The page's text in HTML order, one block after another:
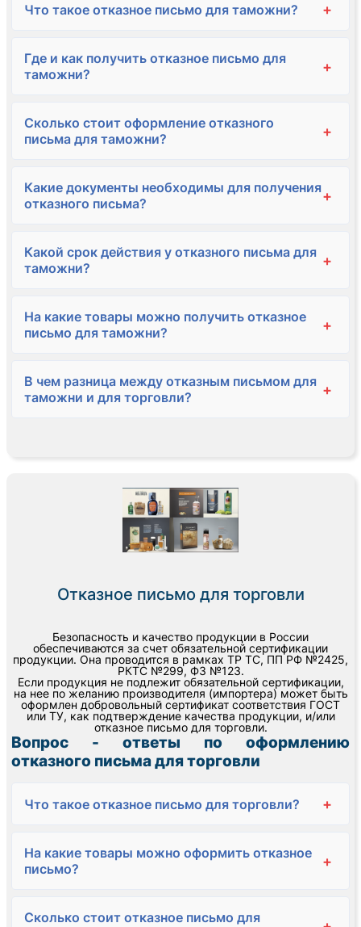
Что такое отказное письмо для таможни? +
Где и как получить отказное письмо для
таможни?
+
Сколько стоит оформление отказного
письма для таможни?
+
Какие документы необходимы для получения
отказного письма?
+
Какой срок действия у отказного письма для
таможни?
+
На какие товары можно получить отказное
письмо для таможни?
+
В чем разница между отказным письмом для
таможни и для торговли?
+
Отказное письмо для торговли
Безопасность и качество продукции в России
обеспечиваются за счет обязательной сертификации
продукции. Она проводится в рамках ТР ТС, ПП РФ №2425,
РКТС №299, ФЗ №123.
Если продукция не подлежит обязательной сертификации,
на нее по желанию производителя (импортера) может быть
оформлен добровольный сертификат соответствия ГОСТ
или ТУ, как подтверждение качества продукции, и/или
отказное письмо для торговли.
Вопрос - ответы по оформлению
отказного письма для торговли
Что такое отказное письмо для торговли? +
На какие товары можно оформить отказное
письмо?
+
Сколько стоит отказное письмо для